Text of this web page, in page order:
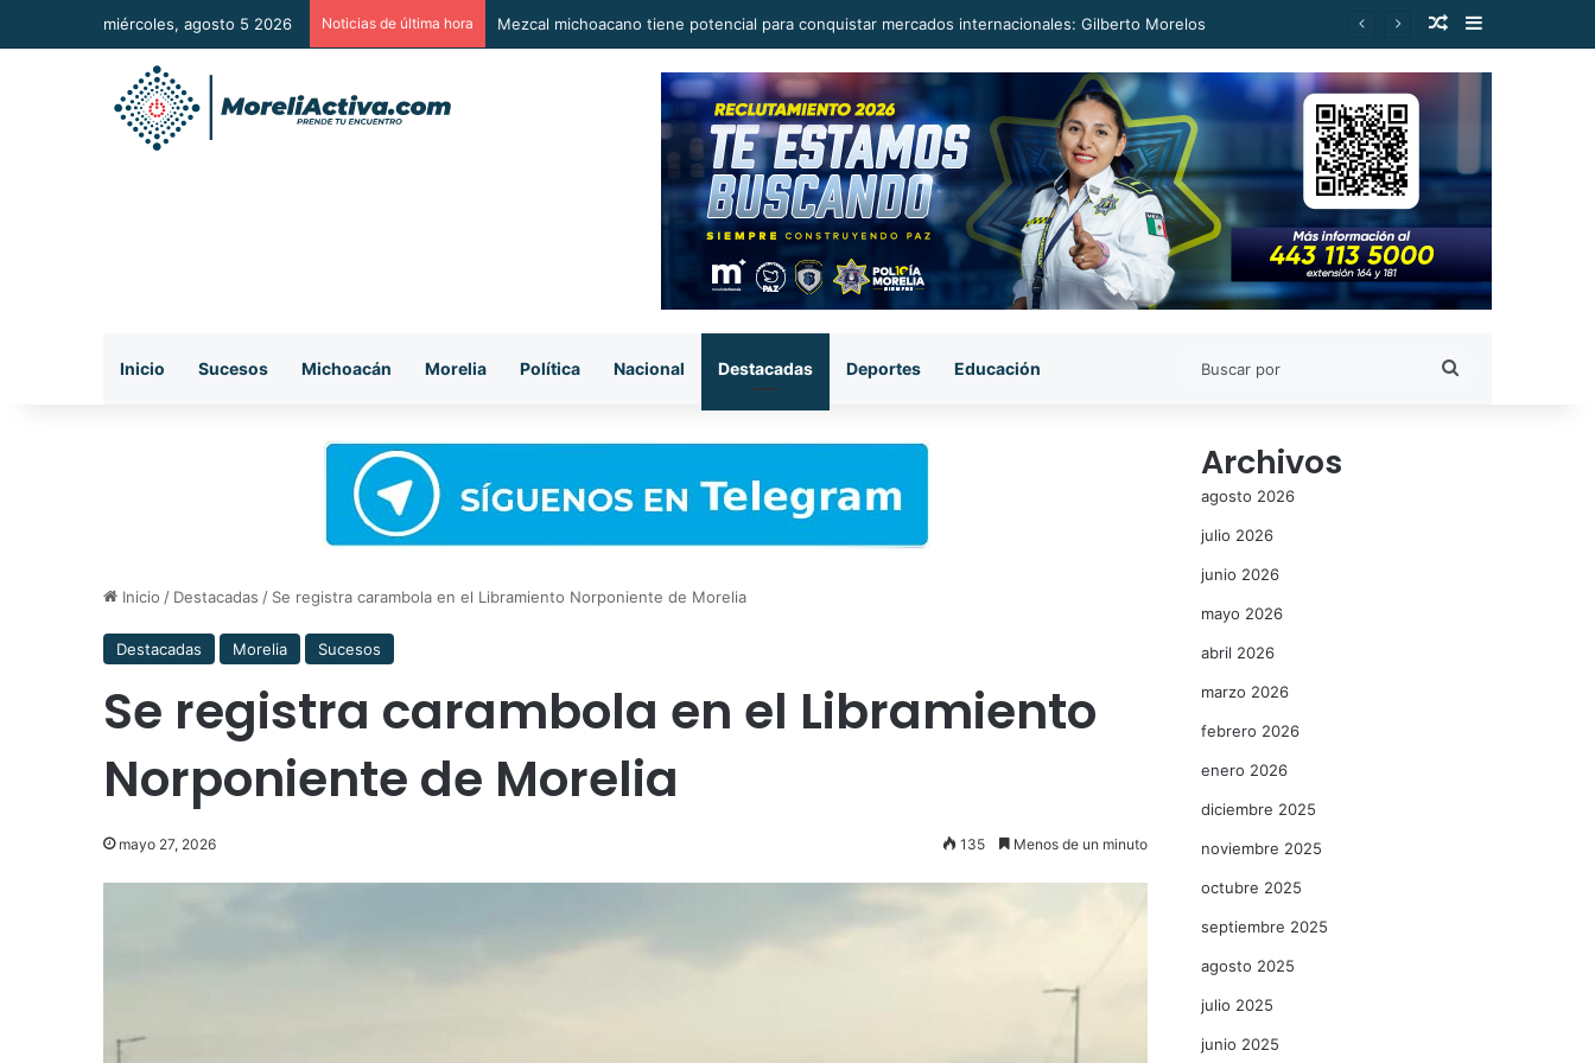
miércoles, agosto 5 2026 Noticias de última hora Mezcal michoacano tiene potencial para conquistar mercados internacionales: Gilberto Morelos Publicación al
Barra lateral
Inicio Sucesos Michoacán Morelia Política Nacional Destacadas Deportes Educación
Inicio / Destacadas / Se registra carambola en el Libramiento Norponiente de Morelia
Destacadas Morelia Sucesos
Se registra carambola en el Libramiento
Norponiente de Morelia
mayo 27, 2026 135 Menos de un minuto
Archivos
agosto 2026
julio 2026
junio 2026
mayo 2026
abril 2026
marzo 2026
febrero 2026
enero 2026
diciembre 2025
noviembre 2025
octubre 2025
septiembre 2025
agosto 2025
julio 2025
junio 2025